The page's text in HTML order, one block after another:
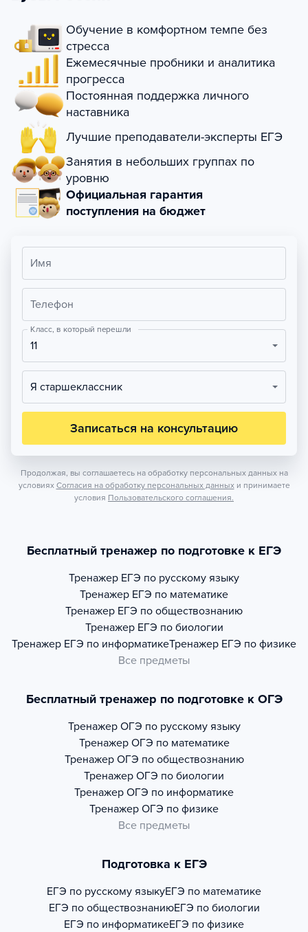
Обучение в комфортном темпе без
стресса
Ежемесячные пробники и аналитика
прогресса
Постоянная поддержка личного
наставника
Лучшие преподаватели-эксперты ЕГЭ
Занятия в небольших группах по
уровню
Официальная гарантия
поступления на бюджет
Имя
Телефон
Класс, в который перешли
11
Я старшеклассник
Записаться на консультацию
Продолжая, вы соглашаетесь на обработку персональных данных на
условиях Согласия на обработку персональных данных и принимаете
условия Пользовательского соглашения.
Бесплатный тренажер по подготовке к ЕГЭ
Тренажер ЕГЭ по русскому языку
Тренажер ЕГЭ по математике
Тренажер ЕГЭ по обществознанию
Тренажер ЕГЭ по биологии
Тренажер ЕГЭ по информатикеТренажер ЕГЭ по физике
Все предметы
Бесплатный тренажер по подготовке к ОГЭ
Тренажер ОГЭ по русскому языку
Тренажер ОГЭ по математике
Тренажер ОГЭ по обществознанию
Тренажер ОГЭ по биологии
Тренажер ОГЭ по информатике
Тренажер ОГЭ по физике
Все предметы
Подготовка к ЕГЭ
ЕГЭ по русскому языкуЕГЭ по математике
ЕГЭ по обществознаниюЕГЭ по биологии
ЕГЭ по информатикеЕГЭ по физике